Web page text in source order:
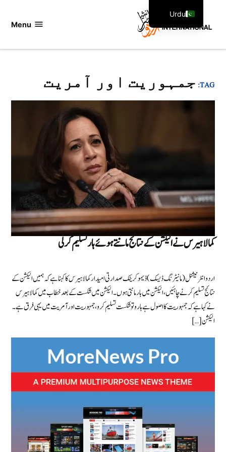
Menu
TAG: جمہوریت اور آمریت
کمالا ہیرس نے الیکشن کے نتائج مانتے ہوئے ہار تسلیم کرلی
اردو انٹرنیشنل (مانیٹرنگ ڈیسک) ڈیموکریٹک صدارتی امیدار کمالا ہیرس کا کہنا ہے کہ ہمیں الیکشن کے
نتائج تسلیم کرنے چاہئیں، الیکشن میں ہار مانتی ہوں۔ الیکشن میں شکست کے بعد خطاب میں کمالا ہیرس
نے کہا ہے کہ جمہوریت کا اصول ہے ہارو تو شکست تسلیم کرو، جمہوریت اور آمریت میں یہی فرق ہے۔
الیکشن […]
Urdu
English